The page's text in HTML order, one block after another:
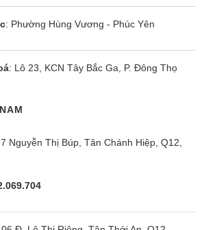
Sunhouse Arber
Eurosun Panasonic
Kaff Bluestone
Giovani Midea
: Phường Hùng Vương - Phúc Yên
: Lô 23, KCN Tây Bắc Ga, P. Đông Thọ
Nguyễn Thị Búp, Tân Chánh Hiệp, Q12,